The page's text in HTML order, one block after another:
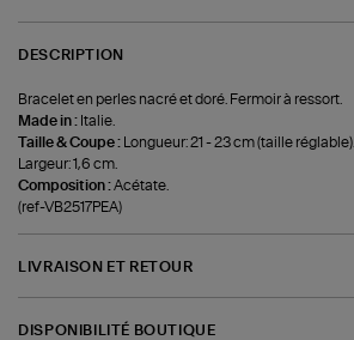
DESCRIPTION
Bracelet en perles nacré et doré. Fermoir à ressort.
Made in : Italie.
Taille & Coupe :
Longueur: 21 - 23 cm (taille réglable).
Largeur: 1,6 cm.
Composition :Acétate.
(ref-VB2517PEA)
LIVRAISON ET RETOUR
DISPONIBILITÉ BOUTIQUE